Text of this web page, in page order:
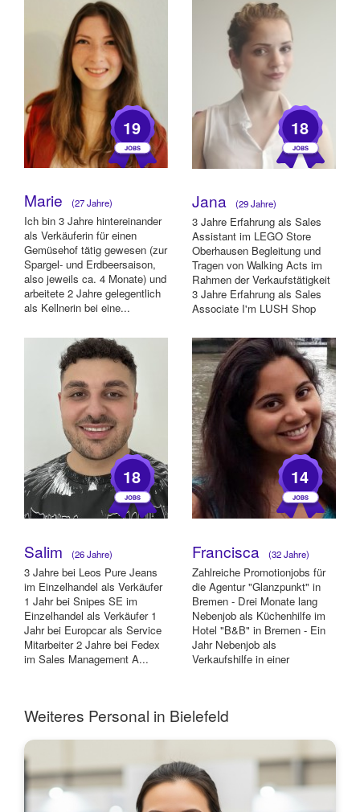
19
Marie (27 Jahre)
Ich bin 3 Jahre hintereinander
als Verkäuferin für einen
Gemüsehof tätig gewesen (zur
Spargel- und Erdbeersaison,
also jeweils ca. 4 Monate) und
arbeitete 2 Jahre gelegentlich
als Kellnerin bei eine...
18
Jana (29 Jahre)
3 Jahre Erfahrung als Sales
Assistant im LEGO Store
Oberhausen Begleitung und
Tragen von Walking Acts im
Rahmen der Verkaufstätigkeit
3 Jahre Erfahrung als Sales
Associate I'm LUSH Shop
18
Salim (26 Jahre)
3 Jahre bei Leos Pure Jeans
im Einzelhandel als Verkäufer
1 Jahr bei Snipes SE im
Einzelhandel als Verkäufer 1
Jahr bei Europcar als Service
Mitarbeiter 2 Jahre bei Fedex
im Sales Management A...
14
Francisca (32 Jahre)
Zahlreiche Promotionjobs für
die Agentur "Glanzpunkt" in
Bremen - Drei Monate lang
Nebenjob als Küchenhilfe im
Hotel "B&B" in Bremen - Ein
Jahr Nebenjob als
Verkaufshilfe in einer
Weiteres Personal in Bielefeld